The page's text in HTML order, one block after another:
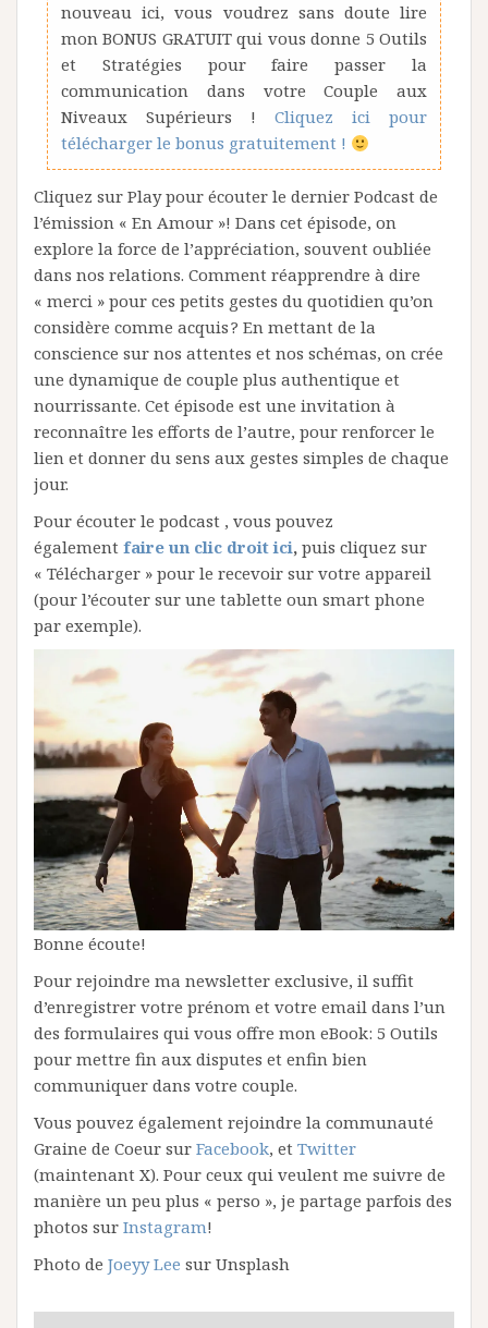
nouveau ici, vous voudrez sans doute lire
mon BONUS GRATUIT qui vous donne 5 Outils
et Stratégies pour faire passer la
communication dans votre Couple aux
Niveaux Supérieurs ! Cliquez ici pour
télécharger le bonus gratuitement !
Cliquez sur Play pour écouter le dernier Podcast de
l’émission « En Amour »! Dans cet épisode, on
explore la force de l’appréciation, souvent oubliée
dans nos relations. Comment réapprendre à dire
« merci » pour ces petits gestes du quotidien qu’on
considère comme acquis ? En mettant de la
conscience sur nos attentes et nos schémas, on crée
une dynamique de couple plus authentique et
nourrissante. Cet épisode est une invitation à
reconnaître les efforts de l’autre, pour renforcer le
lien et donner du sens aux gestes simples de chaque
jour.
Pour écouter le podcast , vous pouvez
également faire un clic droit ici, puis cliquez sur
« Télécharger » pour le recevoir sur votre appareil
(pour l’écouter sur une tablette oun smart phone
par exemple).
Bonne écoute!
Pour rejoindre ma newsletter exclusive, il suffit
d’enregistrer votre prénom et votre email dans l’un
des formulaires qui vous offre mon eBook: 5 Outils
pour mettre fin aux disputes et enfin bien
communiquer dans votre couple.
Vous pouvez également rejoindre la communauté
Graine de Coeur sur Facebook, et Twitter
(maintenant X). Pour ceux qui veulent me suivre de
manière un peu plus « perso », je partage parfois des
photos sur Instagram!
Photo de Joeyy Lee sur Unsplash